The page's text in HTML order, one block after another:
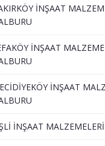
İNŞAAT
İNŞAAT
İNŞAAT
İNŞAAT